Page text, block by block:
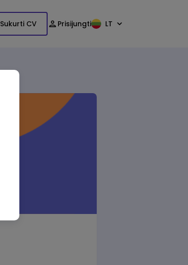
Sukurti CV Prisijungti LT